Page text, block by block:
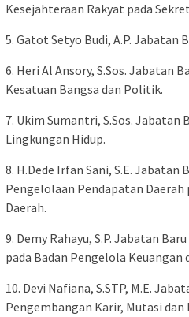
Kesejahteraan Rakyat pada
5. Gatot Setyo Budi, A.P. Jabatan
6. Heri Al Ansory, S.Sos. Jabatan
Kesatuan Bangsa dan Politik.
7. Ukim Sumantri, S.Sos. Jabatan
Lingkungan Hidup.
8. H.Dede Irfan Sani, S.E. Jabatan
Pengelolaan Pendapatan Daerah
Daerah.
9. Demy Rahayu, S.P. Jabatan
pada Badan Pengelola Keuangan
10. Devi Nafiana, S.STP, M.E.
Pengembangan Karir, Mutasi dan